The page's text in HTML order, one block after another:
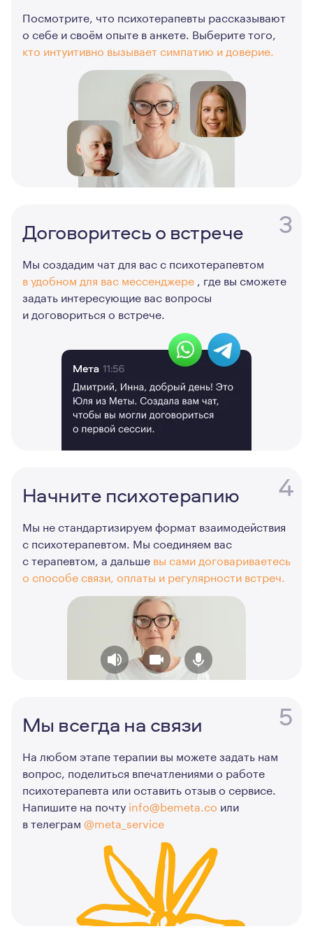
Посмотрите, что психотерапевты рассказывают
о себе и своём опыте в анкете. Выберите того,
кто интуитивно вызывает симпатию и доверие.
3
Договоритесь о встрече
Мы создадим чат для вас с психотерапевтом
в удобном для вас мессенджере , где вы сможете
задать интересующие вас вопросы
и договориться о встрече.
4
Начните психотерапию
Мы не стандартизируем формат взаимодействия
с психотерапевтом. Мы соединяем вас
с терапевтом, а дальше вы сами договариваетесь
о способе связи, оплаты и регулярности встреч.
5
Мы всегда на связи
На любом этапе терапии вы можете задать нам
вопрос, поделиться впечатлениями о работе
психотерапевта или оставить отзыв о сервисе.
Напишите на почту info@bemeta.co или
в телеграм @meta_service